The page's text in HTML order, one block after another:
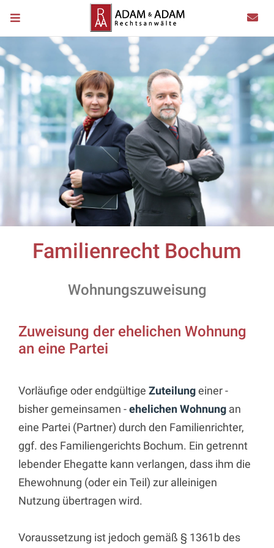
Familienrecht Bochum
Wohnungszuweisung
Zuweisung der ehelichen Wohnung
an eine Partei
Vorläufige oder endgültige Zuteilungeiner -
bisher gemeinsamen -ehelichen Wohnung an
eine Partei (Partner) durch den Familienrichter,
ggf. des Familiengerichts Bochum. Ein getrennt
lebender Ehegatte kann verlangen, dass ihm die
Ehewohnung (oder ein Teil) zur alleinigen
Nutzung übertragen wird.
Voraussetzung ist jedoch gemäß § 1361b des